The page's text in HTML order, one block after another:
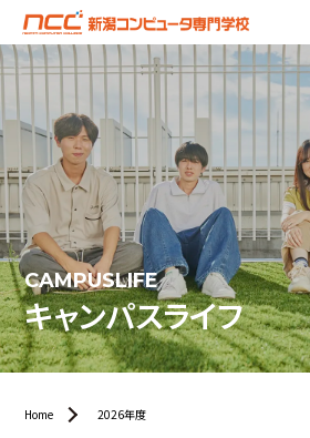
CAMPUSLIFE
キャンパスライフ
Home 2026年度